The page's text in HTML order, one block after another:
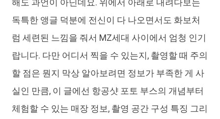
해도 과언이 아닌데요. 위에서 아래로 내려다보는
독특한 앵글 덕분에 전신이 다 나오면서도 화보처
럼 세련된 느낌을 줘서 MZ세대 사이에서 엄청 인기
랍니다. 다만 어디서 찍을 수 있는지, 촬영할 때 주의
할 점은 뭔지 막상 알아보려면 정보가 부족한 게 사
실인 만큼, 이 글에선 항공샷 포토 부스의 개념부터
체험할 수 있는 매장 정보, 촬영 공간 구성 특징 그리